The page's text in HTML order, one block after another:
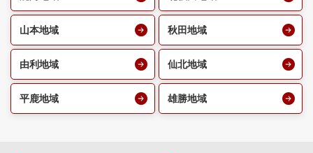
山本地域 秋田地域
由利地域 仙北地域
平鹿地域 雄勝地域